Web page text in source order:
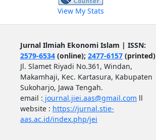
View My Stats
Jurnal Ilmiah Ekonomi Islam | ISSN:
2579-6534(online); 2477-6157(printed)
Jl. Slamet Riyadi No.361, Windan,
Makamhaji, Kec. Kartasura, Kabupaten
Sukoharjo, Jawa Tengah.
email : journal.jiei.aas@gmail.com ll
website : https://jurnal.stie-
aas.ac.id/index.php/jei